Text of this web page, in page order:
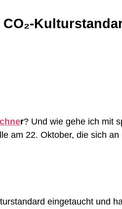
r? Und wie gehe ich mit
am 22. Okto­ber, die sich
ein­ge­taucht und